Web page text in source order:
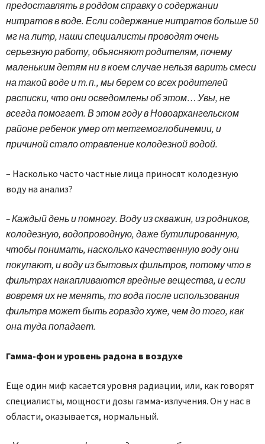
предоставлять в роддом справку о содержании
нитратов в воде. Если содержание нитратов больше 50
мг на литр, наши специалисты проводят очень
серьезную работу, объясняют родителям, почему
маленьким детям ни в коем случае нельзя варить смеси
на такой воде и т. п., мы берем со всех родителей
расписки, что они осведомлены об этом… Увы, не
всегда помогает. В этом году в Новоархангельском
районе ребенок умер от метгемоглобинемии, и
причиной стало отравление колодезной водой.
– Насколько часто частные лица приносят колодезную
воду на анализ?
– Каждый день и помногу. Воду из скважин, из родников,
колодезную, водопроводную, даже бутилированную,
чтобы понимать, насколько качественную воду они
покупают, и воду из бытовых фильтров, потому что в
фильтрах накапливаются вредные вещества, и если
вовремя их не менять, то вода после использования
фильтра может быть гораздо хуже, чем до того, как
она туда попадает.
Гамма-фон и уровень радона в воздухе
Еще один миф касается уровня радиации, или, как говорят
специалисты, мощности дозы гамма-излучения. Он у нас в
области, оказывается, нормальный.